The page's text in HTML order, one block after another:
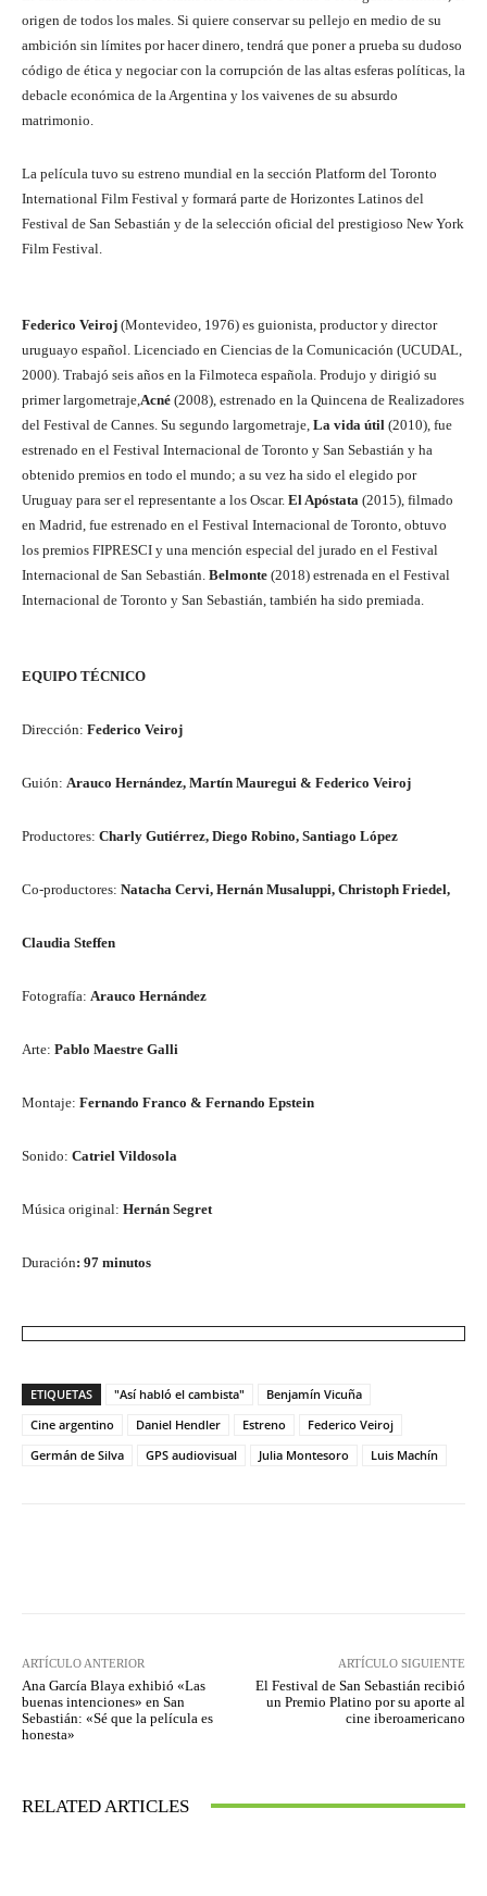
origen de todos los males. Si quiere conservar su pellejo en medio de su
ambición sin límites por hacer dinero, tendrá que poner a prueba su dudoso
código de ética y negociar con la corrupción de las altas esferas políticas, la
debacle económica de la Argentina y los vaivenes de su absurdo
matrimonio.
La película tuvo su estreno mundial en la sección Platform del Toronto
International Film Festival y formará parte de Horizontes Latinos del
Festival de San Sebastián y de la selección oficial del prestigioso New York
Film Festival.
Federico Veiroj (Montevideo, 1976) es guionista, productor y director
uruguayo español. Licenciado en Ciencias de la Comunicación (UCUDAL,
2000). Trabajó seis años en la Filmoteca española. Produjo y dirigió su
primer largometraje, Acné (2008), estrenado en la Quincena de Realizadores
del Festival de Cannes. Su segundo largometraje, La vida útil (2010), fue
estrenado en el Festival Internacional de Toronto y San Sebastián y ha
obtenido premios en todo el mundo; a su vez ha sido el elegido por
Uruguay para ser el representante a los Oscar. El Apóstata (2015), filmado
en Madrid, fue estrenado en el Festival Internacional de Toronto, obtuvo
los premios FIPRESCI y una mención especial del jurado en el Festival
Internacional de San Sebastián. Belmonte (2018) estrenada en el Festival
Internacional de Toronto y San Sebastián, también ha sido premiada.
EQUIPO TÉCNICO
Dirección: Federico Veiroj
Guión: Arauco Hernández, Martín Mauregui & Federico Veiroj
Productores: Charly Gutiérrez, Diego Robino, Santiago López
Co-productores: Natacha Cervi, Hernán Musaluppi, Christoph Friedel,
Claudia Steffen
Fotografía: Arauco Hernández
Arte: Pablo Maestre Galli
Montaje: Fernando Franco & Fernando Epstein
Sonido: Catriel Vildosola
Música original: Hernán Segret
Duración: 97 minutos
ETIQUETAS "Así habló el cambista"
Benjamín Vicuña
Cine argentino
Daniel Hendler Estreno
Federico Veiroj
Germán de Silva
GPS audiovisual Julia Montesoro Luis Machín
ARTÍCULO ANTERIOR
Ana García Blaya exhibió «Las
buenas intenciones» en San
Sebastián: «Sé que la película es
honesta»
ARTÍCULO SIGUIENTE
El Festival de San Sebastián recibió
un Premio Platino por su aporte al
cine iberoamericano
RELATED ARTICLES